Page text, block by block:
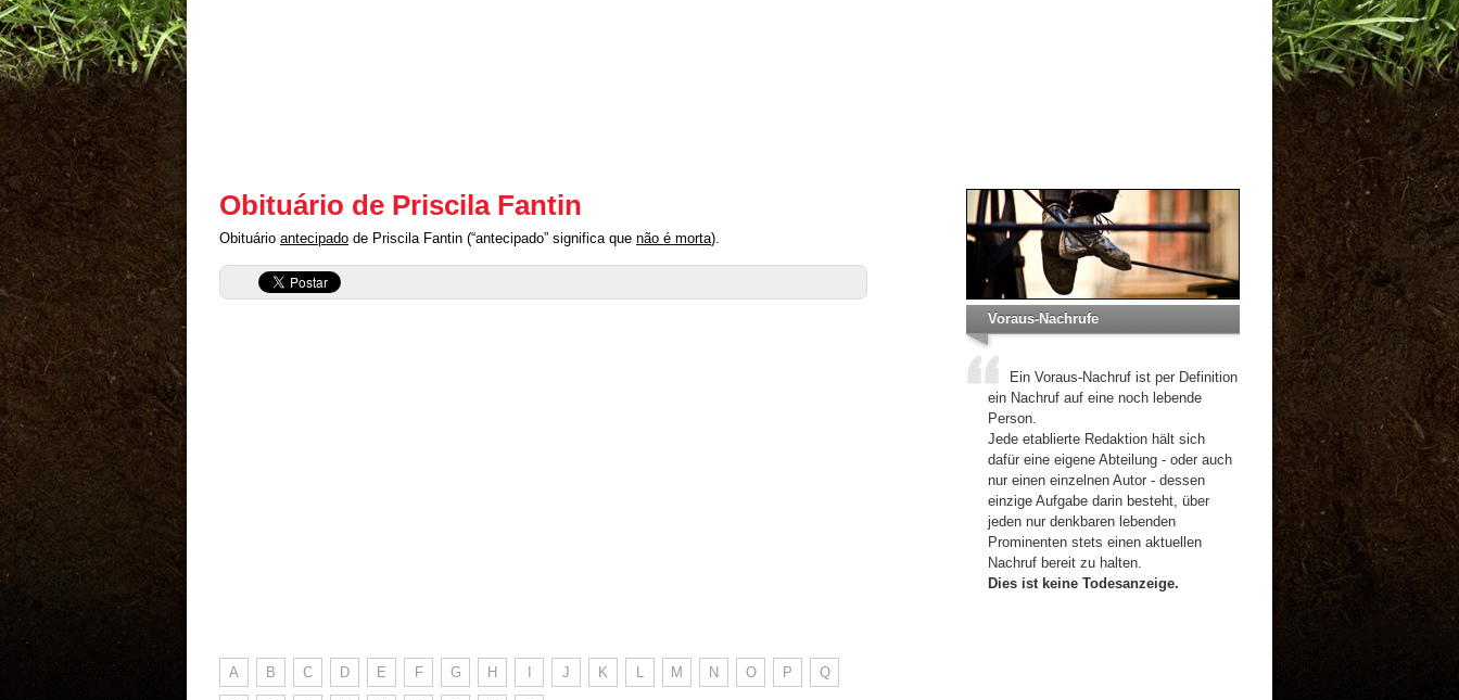
Obituário de Priscila Fantin
Obituário antecipado de Priscila Fantin (“antecipado” significa que não é morta).
A B C D E F G H J K L M N O P Q
Voraus-Nachrufe
Ein Voraus-Nachruf ist per Definition
ein Nachruf auf eine noch lebende
Person.
Jede etablierte Redaktion hält sich
dafür eine eigene Abteilung - oder auch
nur einen einzelnen Autor - dessen
einzige Aufgabe darin besteht, über
jeden nur denkbaren lebenden
Prominenten stets einen aktuellen
Nachruf bereit zu halten.
Dies ist keine Todesanzeige.